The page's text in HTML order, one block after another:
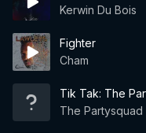
Kerwin Du Bois
Fighter
Cham
Tik Tak: The
The Partysquad